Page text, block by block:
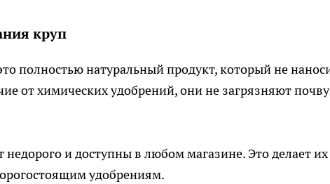
круп
полностью натуральный продукт, который не
от химических удобрений, они не загрязняют
недорого и доступны в любом магазине. Это делает их
удобрениям.